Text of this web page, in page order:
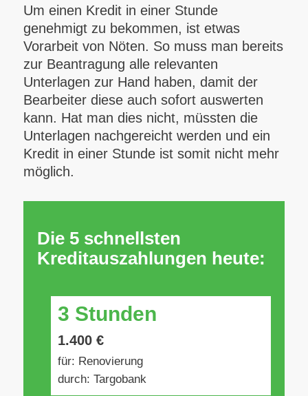
Um einen Kredit in einer Stunde
genehmigt zu bekommen, ist etwas
Vorarbeit von Nöten. So muss man bereits
zur Beantragung alle relevanten
Unterlagen zur Hand haben, damit der
Bearbeiter diese auch sofort auswerten
kann. Hat man dies nicht, müssten die
Unterlagen nachgereicht werden und ein
Kredit in einer Stunde ist somit nicht mehr
möglich.
Die 5 schnellsten
Kreditauszahlungen heute:
3 Stunden
1.400 €
für: Renovierung
durch: Targobank